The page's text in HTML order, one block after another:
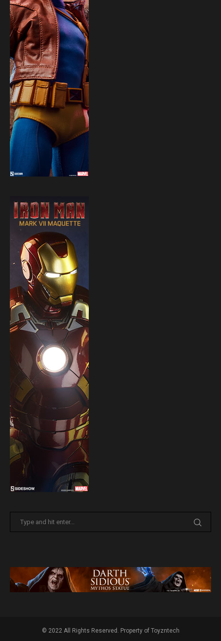
© 2022 All Rights Reserved. Property of Toyzntech